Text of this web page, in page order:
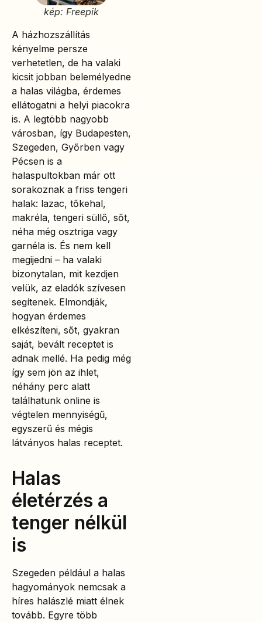
kép: Freepik
A házhozszállítás
kényelme persze
verhetetlen, de ha valaki
kicsit jobban belemélyedne
a halas világba, érdemes
ellátogatni a helyi piacokra
is. A legtöbb nagyobb
városban, így Budapesten,
Szegeden, Győrben vagy
Pécsen is a
halaspultokban már ott
sorakoznak a friss tengeri
halak: lazac, tőkehal,
makréla, tengeri süllő, sőt,
néha még osztriga vagy
garnéla is. És nem kell
megijedni – ha valaki
bizonytalan, mit kezdjen
velük, az eladók szívesen
segítenek. Elmondják,
hogyan érdemes
elkészíteni, sőt, gyakran
saját, bevált receptet is
adnak mellé. Ha pedig még
így sem jön az ihlet,
néhány perc alatt
találhatunk online is
végtelen mennyiségű,
egyszerű és mégis
látványos halas receptet.
Halas
életérzés a
tenger nélkül
is
Szegeden például a halas
hagyományok nemcsak a
híres halászlé miatt élnek
tovább. Egyre több